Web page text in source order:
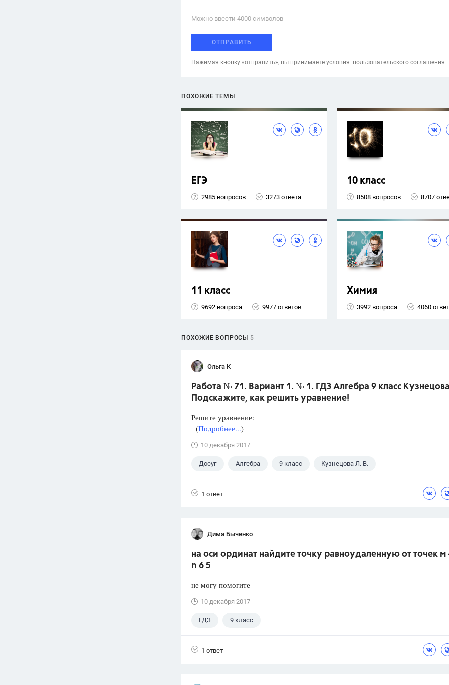
Можно ввести 4000 cимволов
ОТПРАВИТЬ
Нажимая кнопку «отправить», вы принимаете условия пользовательского соглашения
ПОХОЖИЕ ТЕМЫ
ЕГЭ
2985 вопросов 3273 ответа
10 класс
8508 вопросов 8707
11 класс
9692 вопроса 9977 ответов
Химия
3992 вопроса 4060
ПОХОЖИЕ ВОПРОСЫ 5
Ольга К
Работа № 71. Вариант 1. № 1. ГДЗ Алгебра 9 класс
Подскажите, как решить уравнение!
Решите уравнение:
(Подробнее...)
10 декабря 2017
Досуг Алгебра 9 класс Кузнецова Л. В.
1 ответ
Дима Быченко
на оси ординат найдите точку равноудаленную от точек м
n 6 5
не могу помогите
10 декабря 2017
ГДЗ 9 класс
1 ответ